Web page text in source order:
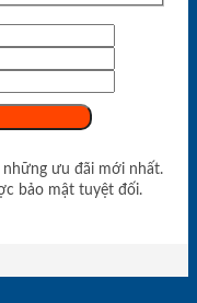
ưu đãi mới nhất.
bảo mật tuyệt đối.